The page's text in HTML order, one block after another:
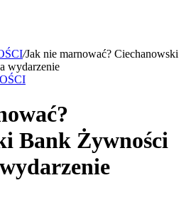
/Jak nie marnować? Ciechanowski
wydarzenie
Bank Żywności